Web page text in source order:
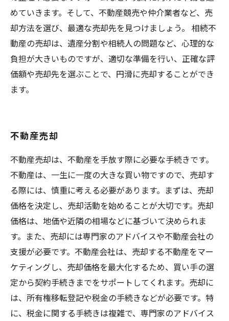
めていきます。そして、不動産競売や仲介業者など、売
却方法を選び、最適な売却先を見つけましょう。 相続不
動産の売却は、遺産分割や相続人の問題など、心理的な
負担が大きいものですが、適切な準備を行い、正確な評
価額や売却先を選ぶことで、円滑に売却することができ
ます。
不動産売却
不動産売却は、不動産を手放す際に必要な手続きです。
不動産は、一生に一度の大きな買い物ですので、売却す
る際には、慎重に考える必要があります。まずは、売却
価格を決定し、売却活動を始めることが大切です。売却
価格は、地価や近隣の相場などに基づいて決められま
す。また、売却には専門家のアドバイスや不動産会社の
支援が必要です。不動産会社は、売却する不動産をマー
ケティングし、売却価格を最大化するため、買い手の選
定から契約手続きまでをサポートしてくれます。売却に
は、所有権移転登記や税金の手続きなどが必要です。特
に、税金に関する手続きは複雑で、専門家のアドバイス